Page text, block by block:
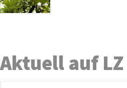
Aktuell auf LZ